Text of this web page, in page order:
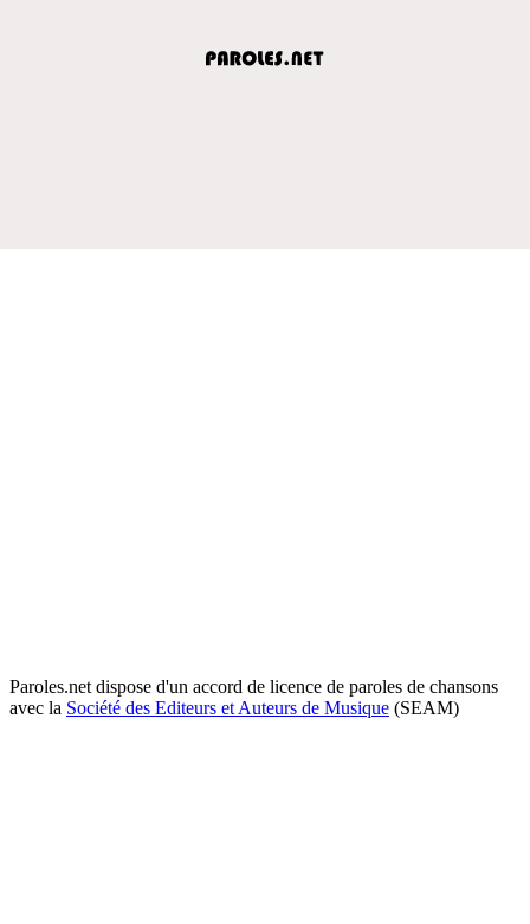
Paroles.net dispose d'un accord de licence de paroles de chansons
avec la Société des Editeurs et Auteurs de Musique (SEAM)